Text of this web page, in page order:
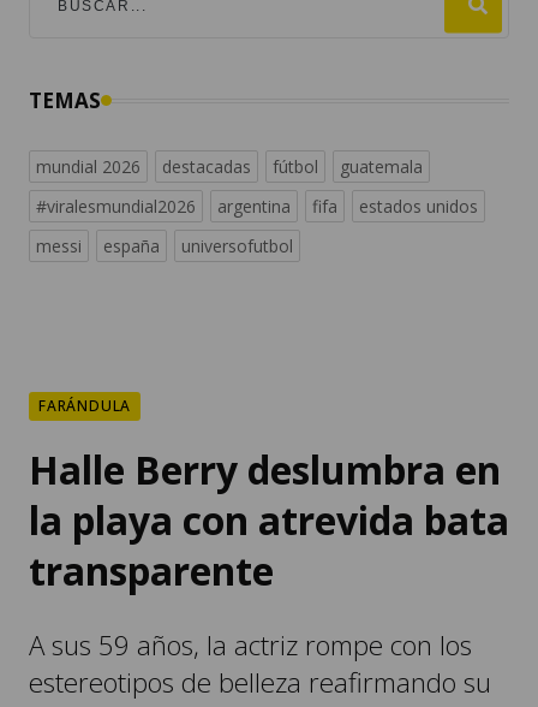
mundial 2026
messi
españa universofutbol
Halle Berry deslumbra en
la playa con atrevida bata
transparente
A sus 59 años, la actriz rompe con los
confianza y abordando temas sobre el
edadismo en Hollywood.